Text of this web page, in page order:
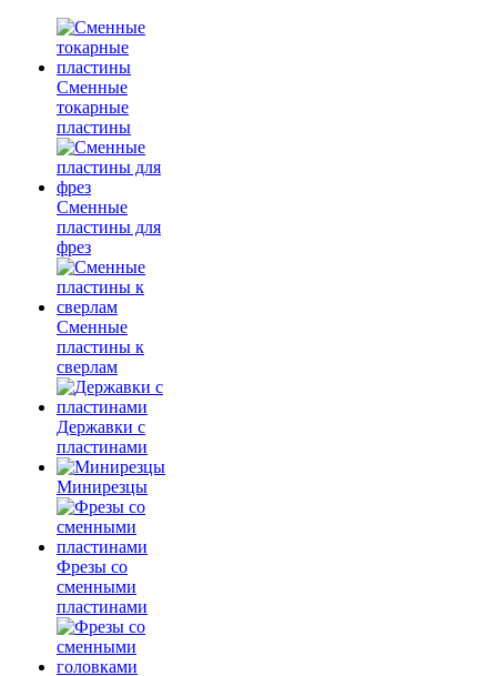
Сменные
токарные
пластины
Сменные
пластины для
фрез
Сменные
пластины к
сверлам
Державки с
пластинами
Минирезцы
Фрезы со
сменными
пластинами